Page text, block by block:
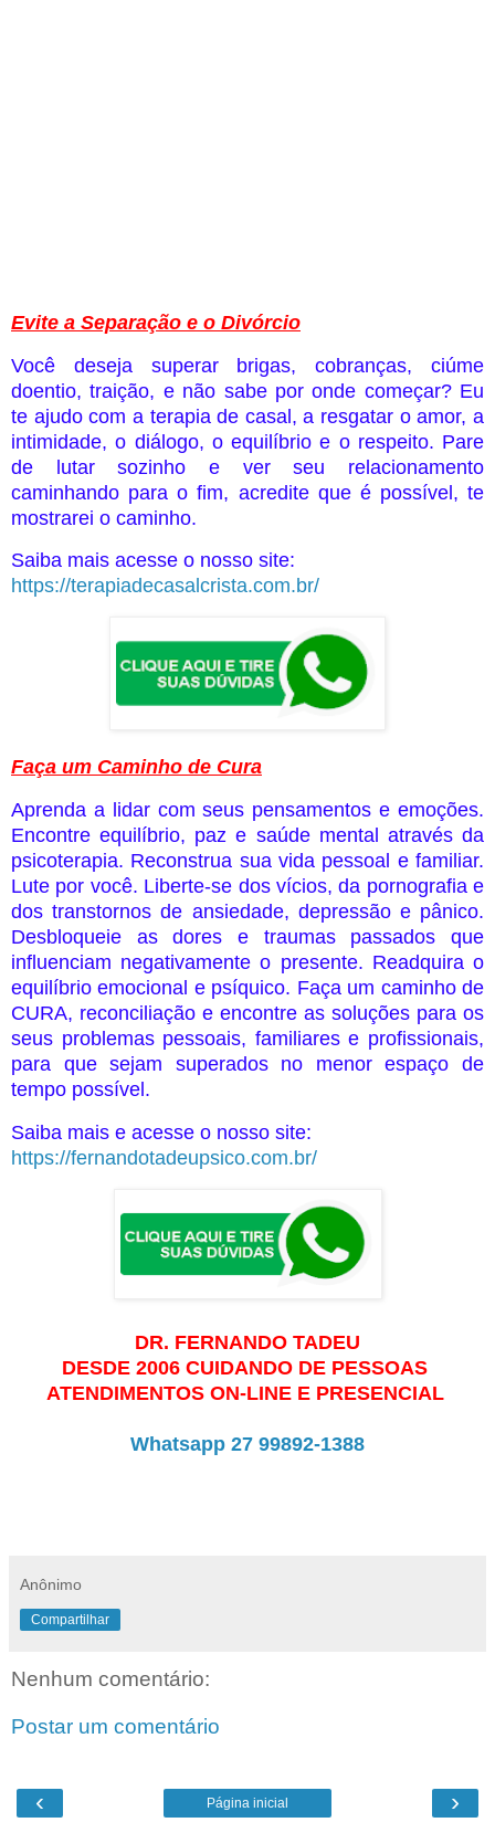
Evite a Separação e o Divórcio
Você deseja superar brigas, cobranças, ciúme
doentio, traição, e não sabe por onde começar? Eu
te ajudo com a terapia de casal, a resgatar o amor, a
intimidade, o diálogo, o equilíbrio e o respeito. Pare
de lutar sozinho e ver seu relacionamento
caminhando para o fim, acredite que é possível, te
mostrarei o caminho.
Saiba mais acesse o nosso site:
https://terapiadecasalcrista.com.br/
Faça um Caminho de Cura
Aprenda a lidar com seus pensamentos e emoções.
Encontre equilíbrio, paz e saúde mental através da
psicoterapia. Reconstrua sua vida pessoal e familiar.
Lute por você. Liberte-se dos vícios, da pornografia e
dos transtornos de ansiedade, depressão e pânico.
Desbloqueie as dores e traumas passados que
influenciam negativamente o presente. Readquira o
equilíbrio emocional e psíquico. Faça um caminho de
CURA, reconciliação e encontre as soluções para os
seus problemas pessoais, familiares e profissionais,
para que sejam superados no menor espaço de
tempo possível.
Saiba mais e acesse o nosso site:
https://fernandotadeupsico.com.br/
DR. FERNANDO TADEU
DESDE 2006 CUIDANDO DE PESSOAS
ATENDIMENTOS ON-LINE E PRESENCIAL
Whatsapp 27 99892-1388
Anônimo
Compartilhar
Nenhum comentário:
Postar um comentário
‹ ›
Página inicial